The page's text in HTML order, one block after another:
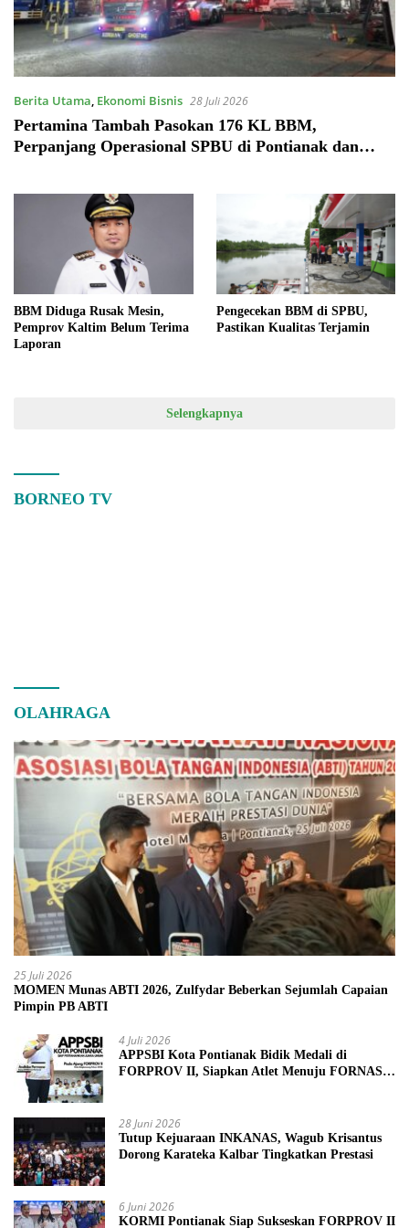
Berita Utama, Ekonomi Bisnis 28 Juli 2026
Pertamina Tambah Pasokan 176 KL BBM,
Perpanjang Operasional SPBU di Pontianak dan
BBM Diduga Rusak Mesin,
Pemprov Kaltim Belum Terima
Laporan
Pengecekan BBM di SPBU,
Pastikan Kualitas Terjamin
Selengkapnya
BORNEO TV
OLAHRAGA
25 Juli 2026
MOMEN Munas ABTI 2026, Zulfydar Beberkan Sejumlah Capaian
Pimpin PB ABTI
4 Juli 2026
APPSBI Kota Pontianak Bidik Medali di
FORPROV II, Siapkan Atlet Menuju FORNAS
28 Juni 2026
Tutup Kejuaraan INKANAS, Wagub Krisantus
Dorong Karateka Kalbar Tingkatkan Prestasi
6 Juni 2026
KORMI Pontianak Siap Sukseskan FORPROV II